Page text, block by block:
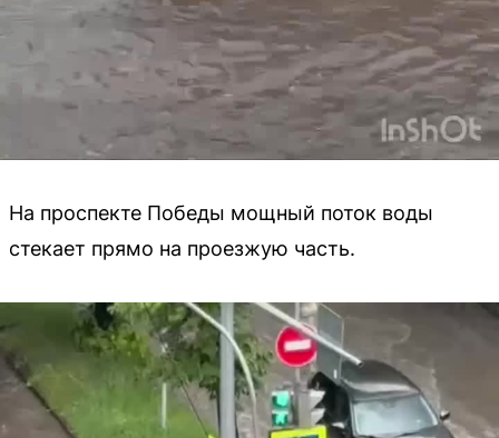
На проспекте Победы мощный поток воды
стекает прямо на проезжую часть.